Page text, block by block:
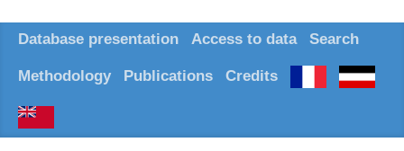
Database presentation Access to data Search
Methodology Publications Credits